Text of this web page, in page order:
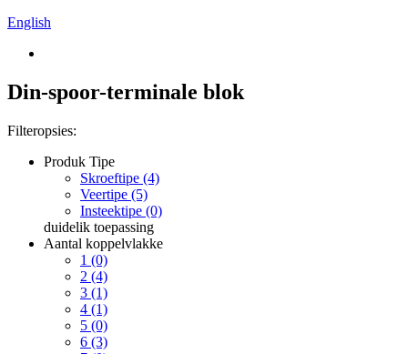
English
Din-spoor-terminale blok
Filteropsies:
Produk Tipe
Skroeftipe (4)
Veertipe (5)
Insteektipe (0)
duidelik toepassing
Aantal koppelvlakke
1 (0)
2 (4)
3 (1)
4 (1)
5 (0)
6 (3)